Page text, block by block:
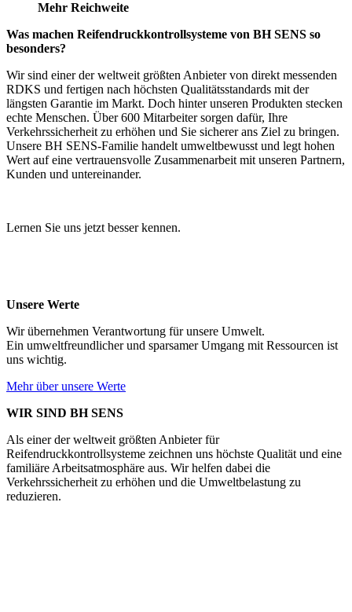
Mehr Reichweite
Was machen Reifendruckkontrollsysteme von BH SENS so
besonders?
Wir sind einer der weltweit größten Anbieter von direkt messenden
RDKS und fertigen nach höchsten Qualitätsstandards mit der
längsten Garantie im Markt. Doch hinter unseren Produkten stecken
echte Menschen. Über 600 Mitarbeiter sorgen dafür, Ihre
Verkehrssicherheit zu erhöhen und Sie sicherer ans Ziel zu bringen.
Unsere BH SENS-Familie handelt umweltbewusst und legt hohen
Wert auf eine vertrauensvolle Zusammenarbeit mit unseren Partnern,
Kunden und untereinander.
Lernen Sie uns jetzt besser kennen.
Unsere Werte
Wir übernehmen Verantwortung für unsere Umwelt.
Ein umweltfreundlicher und sparsamer Umgang mit Ressourcen ist
uns wichtig.
Mehr über unsere Werte
WIR SIND BH SENS
Als einer der weltweit größten Anbieter für
Reifendruckkontrollsysteme zeichnen uns höchste Qualität und eine
familiäre Arbeitsatmosphäre aus. Wir helfen dabei die
Verkehrssicherheit zu erhöhen und die Umweltbelastung zu
reduzieren.